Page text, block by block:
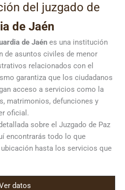
del juzgado de
de Jaén
de Jaén es una institución
de asuntos civiles de menor
relacionados con el
garantiza que los ciudadanos
acceso a servicios como la
matrimonios, defunciones y
oficial.
sobre el Juzgado de Paz
encontrarás todo lo que
hasta los servicios que
datos